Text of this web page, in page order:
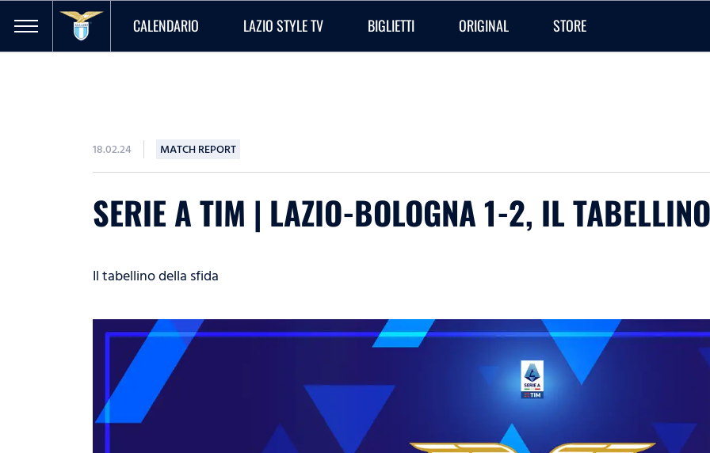
CALENDARIO LAZIO STYLE TV BIGLIETTI ORIGINAL STORE
18.02.24 MATCH REPORT
SERIE A TIM | LAZIO-BOLOGNA 1-2, IL TABELLINO
Il tabellino della sfida